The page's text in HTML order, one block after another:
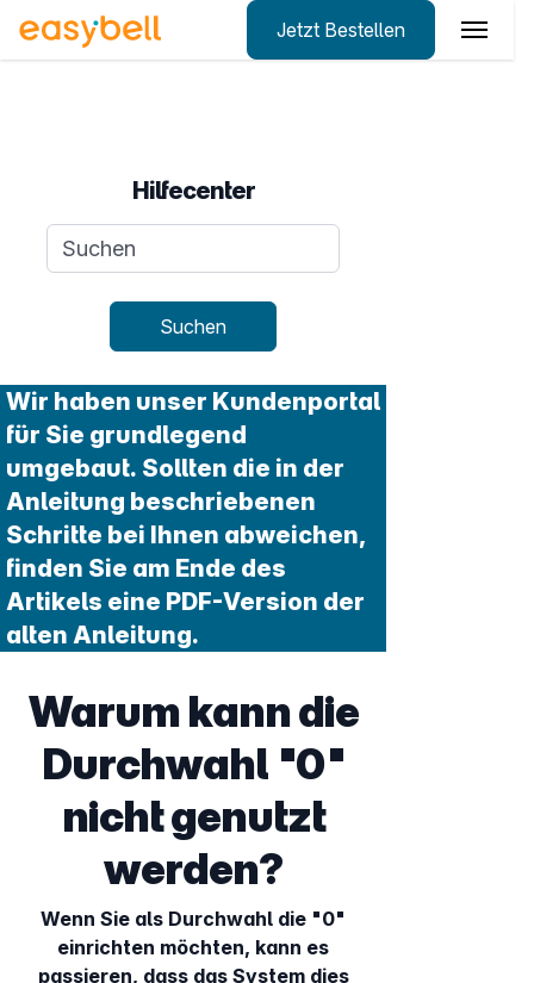
Jetzt Bestellen
Hilfecenter
Suchanfrage
Suchen
Wir haben unser Kundenportal
für Sie grundlegend
umgebaut. Sollten die in der
Anleitung beschriebenen
Schritte bei Ihnen abweichen,
finden Sie am Ende des
Artikels eine PDF-Version der
alten Anleitung.
Warum kann die
Durchwahl "0"
nicht genutzt
werden?
Wenn Sie als Durchwahl die "0"
einrichten möchten, kann es
passieren, dass das System dies